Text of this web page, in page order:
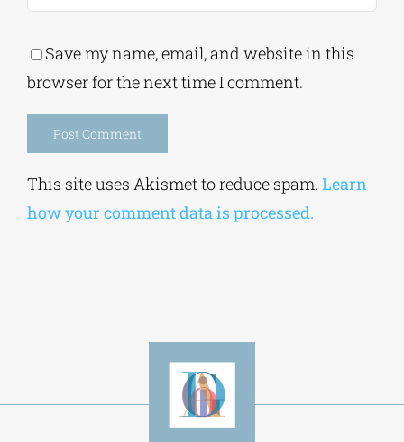
Save my name, email, and website in this
browser for the next time I comment.
This site uses Akismet to reduce spam. Learn
how your comment data is processed.